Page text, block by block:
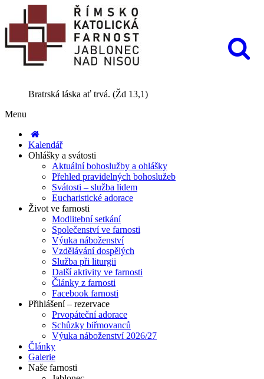
Bratrská láska ať trvá. (Žd 13,1)
Menu
Kalendář
Ohlášky a svátosti
Aktuální bohoslužby a ohlášky
Přehled pravidelných bohoslužeb
Svátosti – služba lidem
Eucharistické adorace
Život ve farnosti
Modlitební setkání
Společenství ve farnosti
Výuka náboženství
Vzdělávání dospělých
Služba při liturgii
Další aktivity ve farnosti
Články z farnosti
Facebook farnosti
Přihlášení – rezervace
Prvopáteční adorace
Schůzky biřmovanců
Výuka náboženství 2026/27
Články
Galerie
Naše farnosti